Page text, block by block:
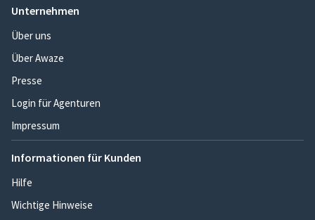
Unternehmen
Über uns
Über Awaze
Presse
Login für Agenturen
Impressum
Informationen für Kunden
Hilfe
Wichtige Hinweise